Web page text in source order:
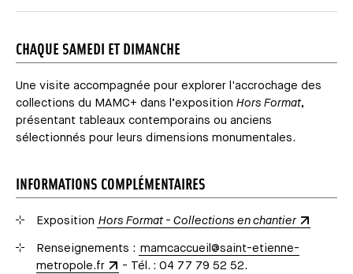
CHAQUE SAMEDI ET DIMANCHE
Une visite accompagnée pour explorer l'accrochage des
collections du MAMC+ dans l’exposition Hors Format,
présentant tableaux contemporains ou anciens
sélectionnés pour leurs dimensions monumentales.
INFORMATIONS COMPLÉMENTAIRES
Exposition Hors Format - Collections en chantier
Renseignements : mamcaccueil@saint-etienne-
metropole.fr
- Tél. : 04 77 79 52 52.